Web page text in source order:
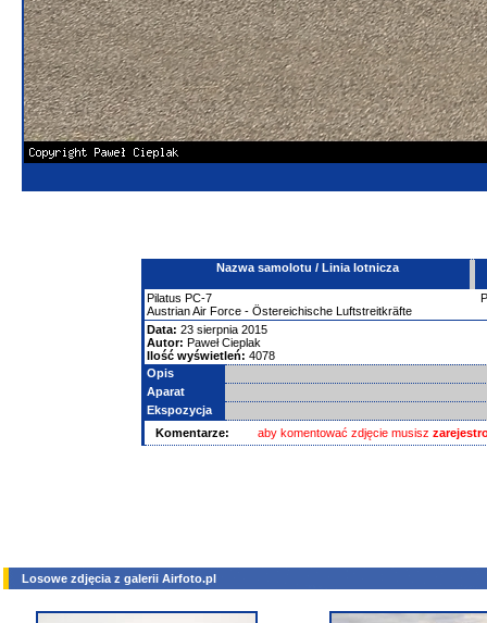
Nazwa samolotu / Linia lotnicza
Pilatus PC-7
Austrian Air Force - Östereichische Luftstreitkräfte
Data: 23 sierpnia 2015
Autor: Paweł Cieplak
Ilość wyświetleń: 4078
Opis
Aparat
Ekspozycja
Komentarze:
aby komentować zdjęcie musisz
Losowe zdjęcia z galerii Airfoto.pl